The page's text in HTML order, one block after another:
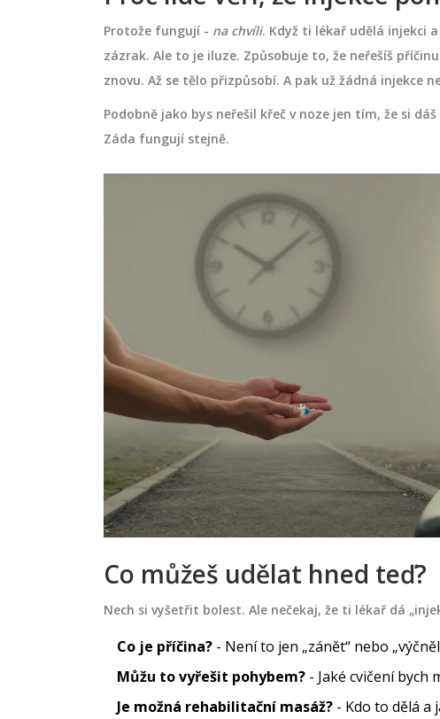
Protože fungují - na chvíli. Když ti lékař udělá injekci
zázrak. Ale to je iluze. Způsobuje to, že neřešíš
znovu. Až se tělo přizpůsobí. A pak už žádná injekce
Podobně jako bys neřešil křeč v noze jen tím, že si
Záda fungují stejně.
Co můžeš udělat hned teď?
Nech si vyšetřit bolest. Ale nečekaj, že ti lékař dá
Co je příčina? - Není to jen „zánět“ nebo
Můžu to vyřešit pohybem? - Jaké cvičení bych
Je možná rehabilitační masáž? - Kdo to dělá a